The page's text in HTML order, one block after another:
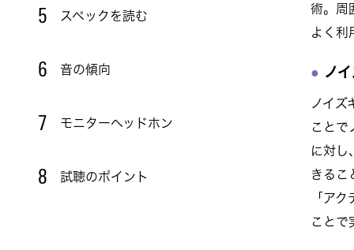
5 スペックを読む
6 音の傾向
7 モニターヘッドホン
8 試聴のポイント
術。周
よく利
ノ
ノイズ
ことで
に対し
きるこ
「ア
ことで